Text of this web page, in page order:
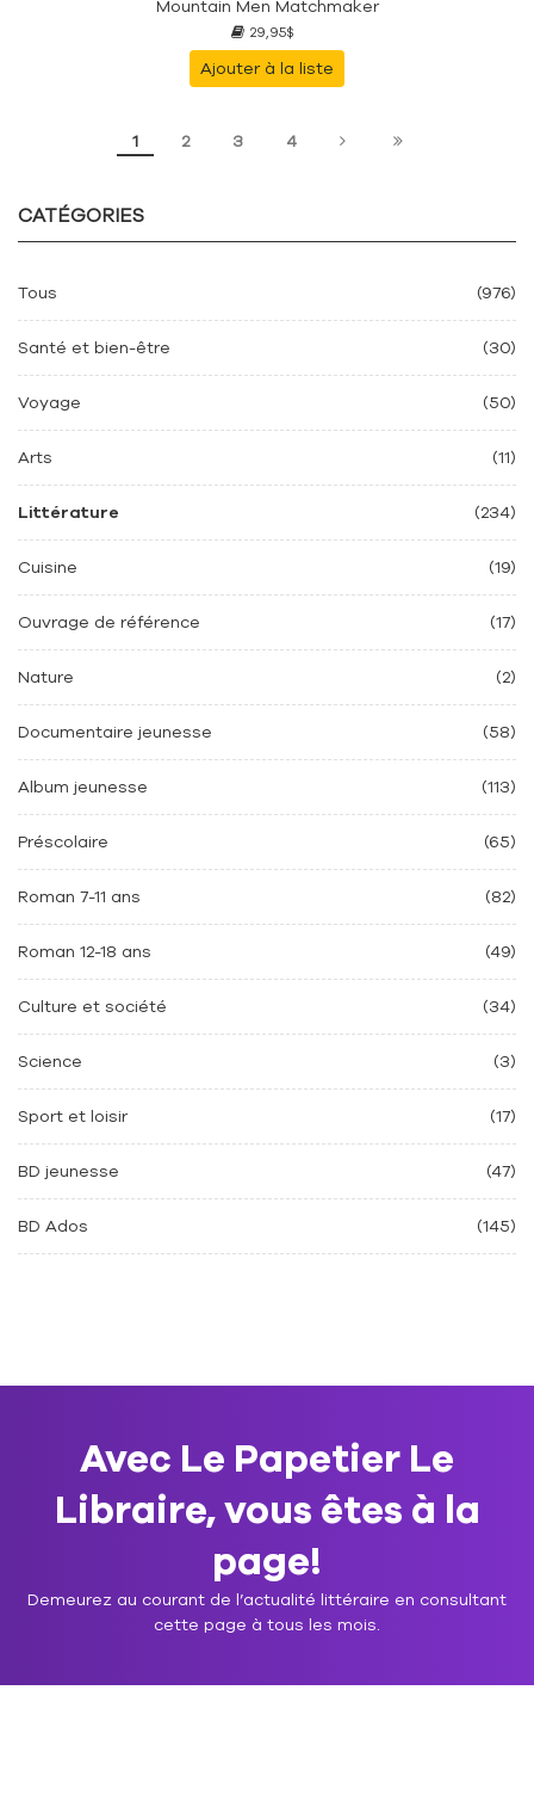
CATÉGORIES
Tous (976)
Santé et bien-être (30)
Voyage (50)
Arts (11)
Littérature (234)
Cuisine (19)
Ouvrage de référence (17)
Nature (2)
Documentaire jeunesse (58)
Album jeunesse (113)
Préscolaire (65)
Roman 7-11 ans (82)
Roman 12-18 ans (49)
Culture et société (34)
Science (3)
Sport et loisir (17)
BD jeunesse (47)
BD Ados (145)
Mountain Men Matchmaker
29,95$
Ajouter à la liste
1 2 3 4
Avec Le Papetier Le
Libraire, vous êtes à la
page!
Demeurez au courant de l’actualité littéraire en consultant
cette page à tous les mois.